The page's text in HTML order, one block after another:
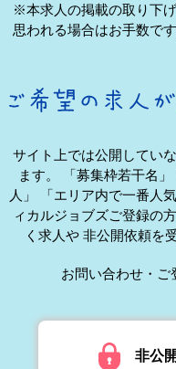
※本求人の掲載の取り下
思われる場合はお手数で
サイト上では公開してい
ます。
「募集枠若干名
人」
「エリア内で一番人
ィカルジョブズご登録の
く求人や 非公開依頼を
お問い合わせ・ご
非公